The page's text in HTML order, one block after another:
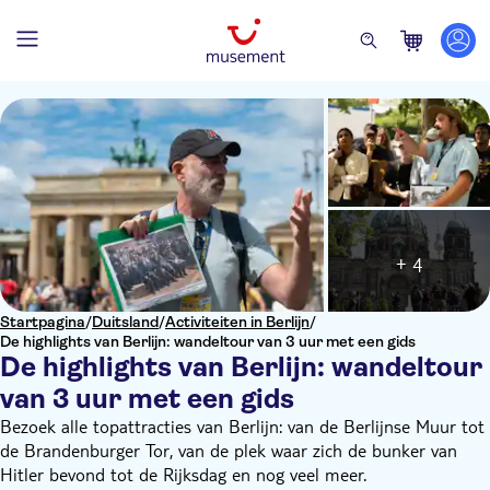
Startpagina/Duitsland/Activiteiten in Berlijn/
De highlights van Berlijn: wandeltour van 3 uur met een gids
De highlights van Berlijn: wandeltour
van 3 uur met een gids
+ 4
Bezoek alle topattracties van Berlijn: van de Berlijnse Muur tot
de Brandenburger Tor, van de plek waar zich de bunker van
Hitler bevond tot de Rijksdag en nog veel meer.